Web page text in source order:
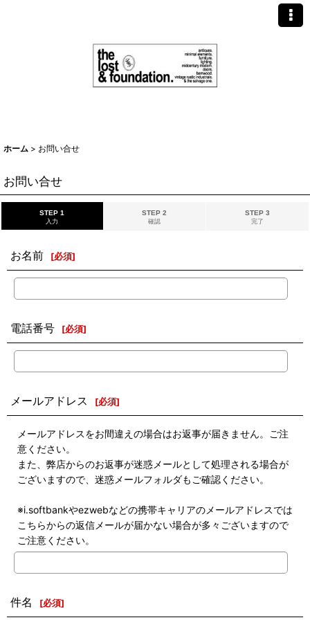
ホーム > お問い合せ
お問い合せ
STEP 1
入力
STEP 2
確認
STEP 3
完了
お名前 [必須]
電話番号 [必須]
メールアドレス [必須]
メールアドレスをお間違えの場合はお返事が届きません。ご注
意ください。
また、弊店からのお返事が迷惑メールとして処理される場合が
ございますので、迷惑メールフォルダもご確認ください。
※i.softbankやezwebなどの携帯キャリアのメールアドレスでは
こちらからの返信メールが届かない場合が多々ございますので
ご注意ください。
件名 [必須]